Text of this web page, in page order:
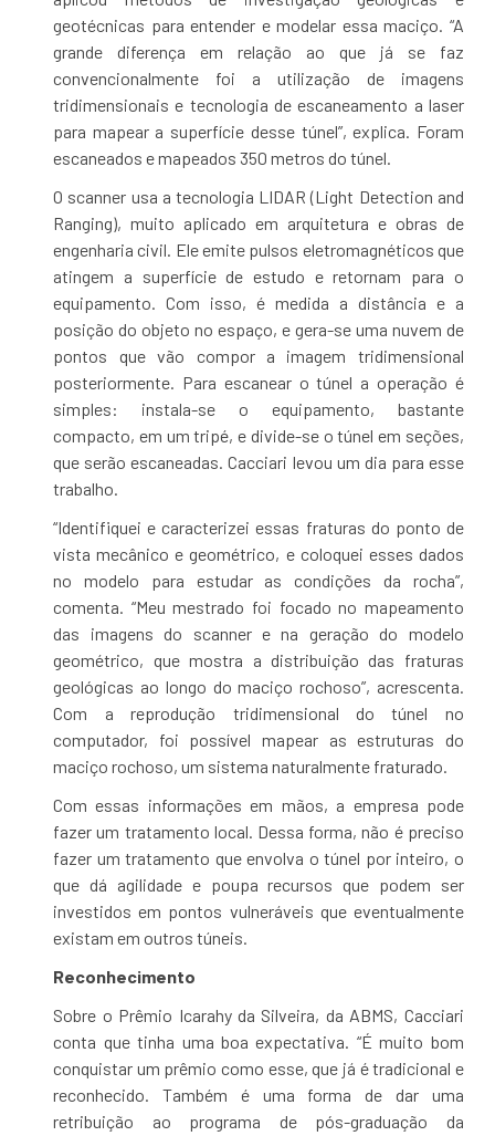
geotécnicas para entender e modelar essa maciço. “A
grande diferença em relação ao que já se faz
convencionalmente foi a utilização de imagens
tridimensionais e tecnologia de escaneamento a laser
para mapear a superfície desse túnel”, explica. Foram
escaneados e mapeados 350 metros do túnel.
O scanner usa a tecnologia LIDAR (Light Detection and
Ranging), muito aplicado em arquitetura e obras de
engenharia civil. Ele emite pulsos eletromagnéticos que
atingem a superfície de estudo e retornam para o
equipamento. Com isso, é medida a distância e a
posição do objeto no espaço, e gera-se uma nuvem de
pontos que vão compor a imagem tridimensional
posteriormente. Para escanear o túnel a operação é
simples: instala-se o equipamento, bastante
compacto, em um tripé, e divide-se o túnel em seções,
que serão escaneadas. Cacciari levou um dia para esse
trabalho.
“Identifiquei e caracterizei essas fraturas do ponto de
vista mecânico e geométrico, e coloquei esses dados
no modelo para estudar as condições da rocha”,
comenta. “Meu mestrado foi focado no mapeamento
das imagens do scanner e na geração do modelo
geométrico, que mostra a distribuição das fraturas
geológicas ao longo do maciço rochoso”, acrescenta.
Com a reprodução tridimensional do túnel no
computador, foi possível mapear as estruturas do
maciço rochoso, um sistema naturalmente fraturado.
Com essas informações em mãos, a empresa pode
fazer um tratamento local. Dessa forma, não é preciso
fazer um tratamento que envolva o túnel por inteiro, o
que dá agilidade e poupa recursos que podem ser
investidos em pontos vulneráveis que eventualmente
existam em outros túneis.
Reconhecimento
Sobre o Prêmio Icarahy da Silveira, da ABMS, Cacciari
conta que tinha uma boa expectativa. “É muito bom
conquistar um prêmio como esse, que já é tradicional e
reconhecido. Também é uma forma de dar uma
retribuição ao programa de pós-graduação da